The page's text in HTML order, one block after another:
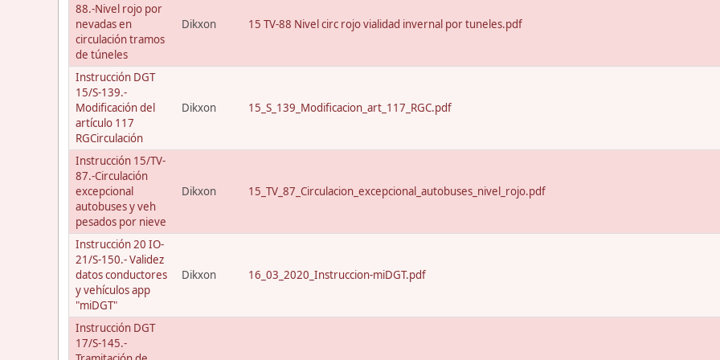
88.-Nivel rojo por
nevadas en
circulación tramos
de túneles
Dikxon 15 TV-88 Nivel circ rojo vialidad invernal por tuneles.pdf
Instrucción DGT
15/S-139.-
Modificación del
artículo 117
RGCirculación
Dikxon 15_S_139_Modificacion_art_117_RGC.pdf
Instrucción 15/TV-
87.-Circulación
excepcional
autobuses y veh
pesados por nieve
Dikxon 15_TV_87_Circulacion_excepcional_autobuses_nivel_rojo.pdf
Instrucción 20 IO-
21/S-150.- Validez
datos conductores
y vehículos app
"miDGT"
Dikxon 16_03_2020_Instruccion-miDGT.pdf
Instrucción DGT
17/S-145.-